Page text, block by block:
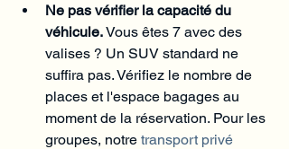
Ne pas vérifier la capacité du
véhicule. Vous êtes 7 avec des
valises ? Un SUV standard ne
suffira pas. Vérifiez le nombre de
places et l'espace bagages au
moment de la réservation. Pour les
groupes, notre transport privé